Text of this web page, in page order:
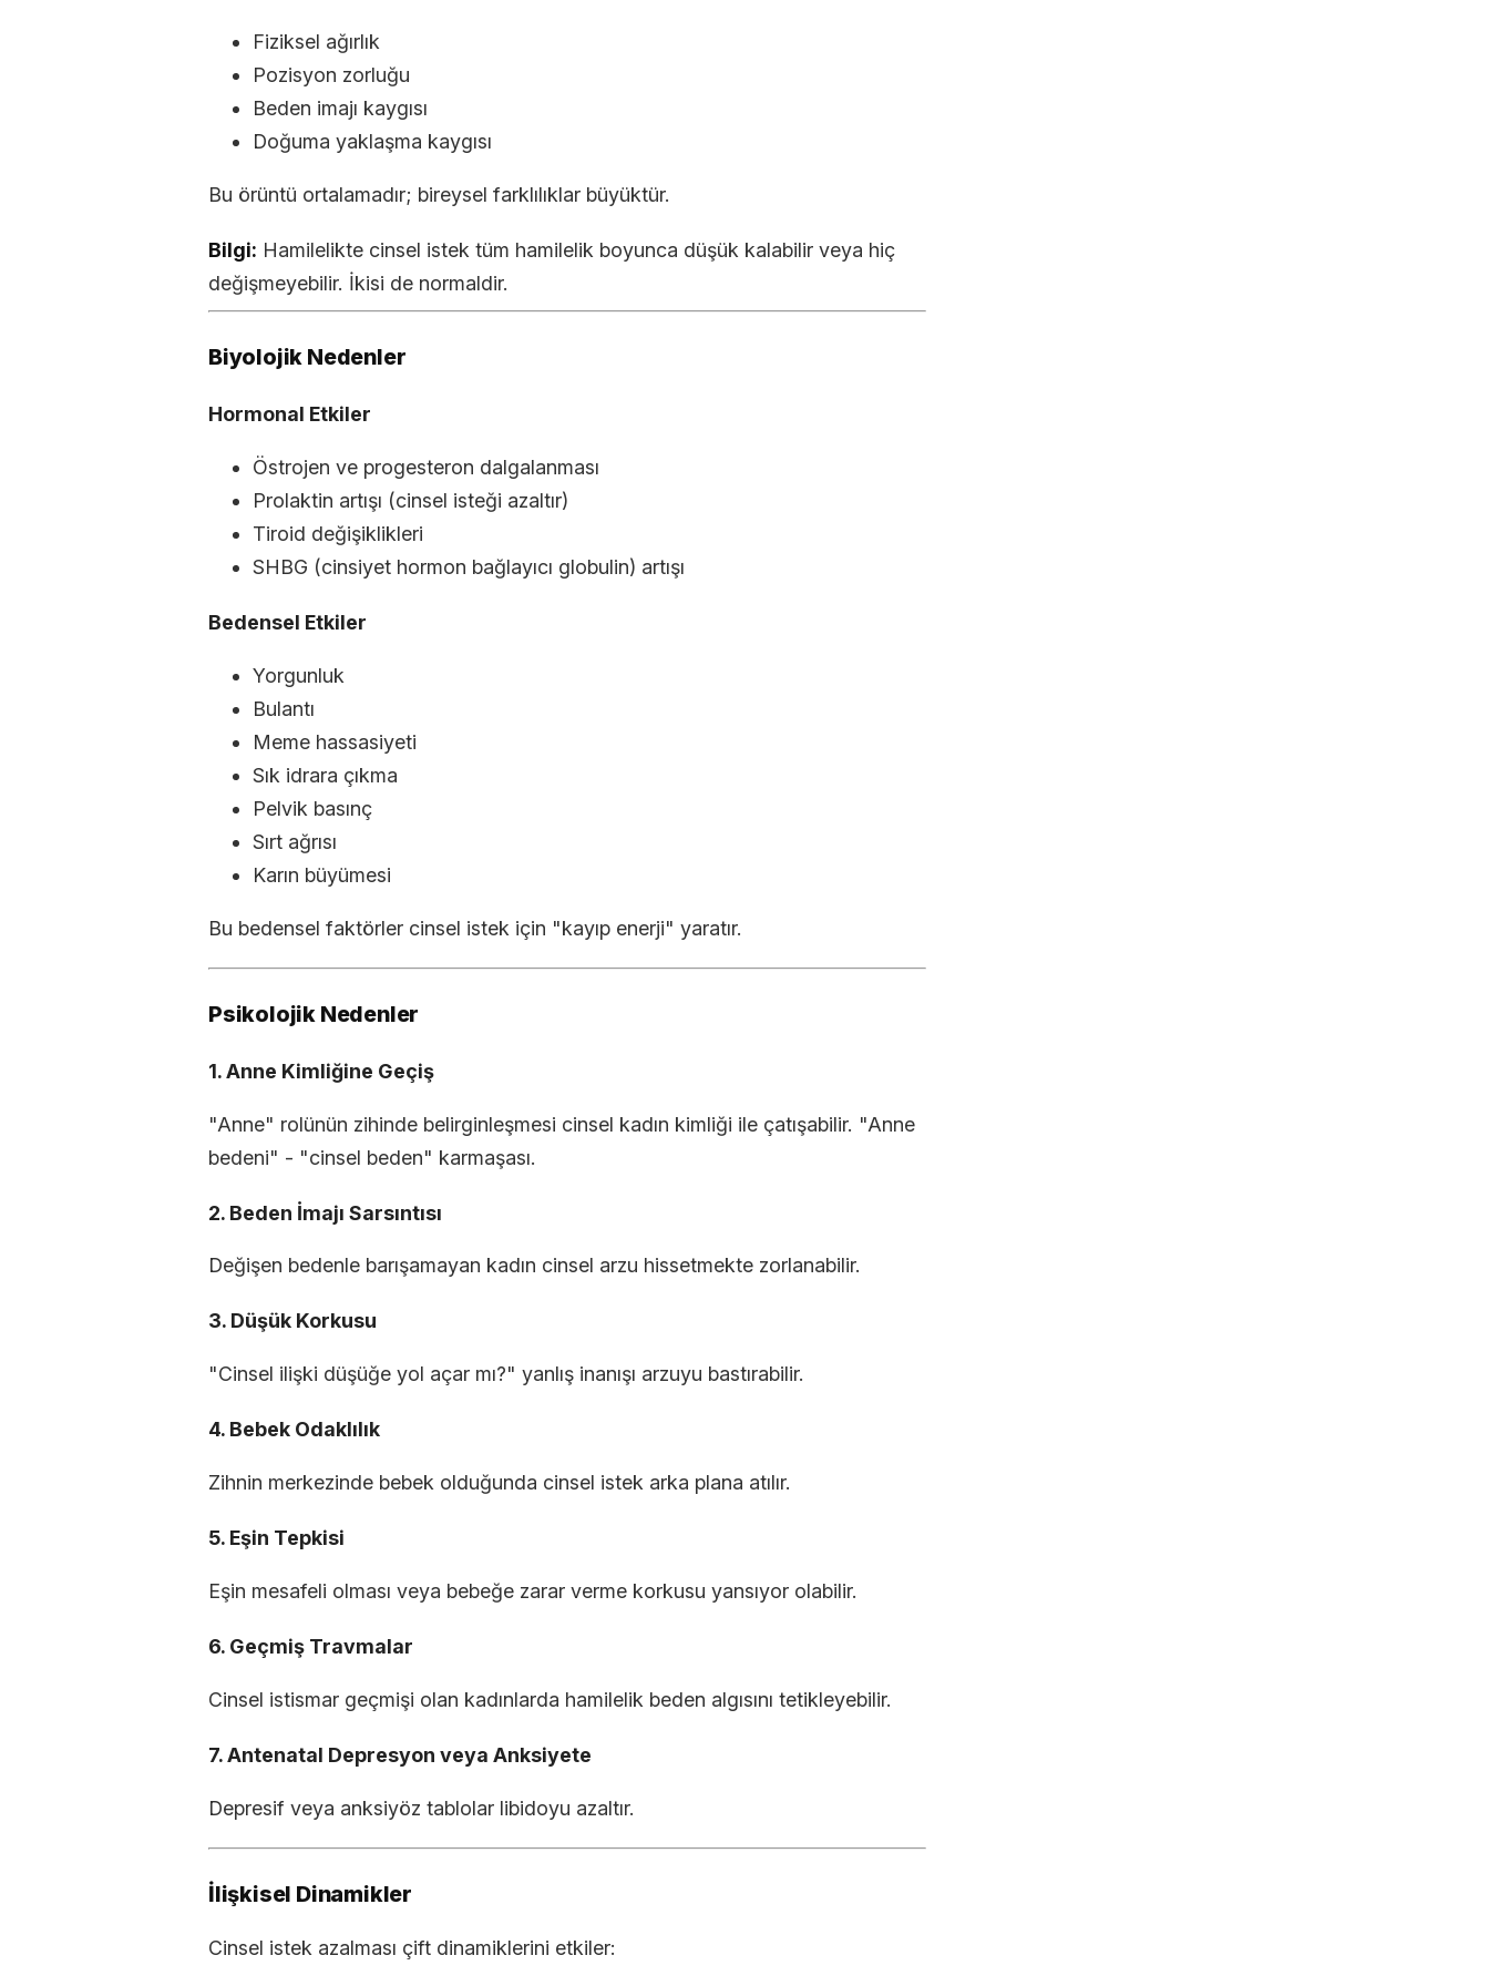
Fiziksel ağırlık
Pozisyon zorluğu
Beden imajı kaygısı
Doğuma yaklaşma kaygısı
Bu örüntü ortalamadır; bireysel farklılıklar büyüktür.
Bilgi: Hamilelikte cinsel istek tüm hamilelik boyunca düşük kalabilir veya hiç
değişmeyebilir. İkisi de normaldir.
Biyolojik Nedenler
Hormonal Etkiler
Östrojen ve progesteron dalgalanması
Prolaktin artışı (cinsel isteği azaltır)
Tiroid değişiklikleri
SHBG (cinsiyet hormon bağlayıcı globulin) artışı
Bedensel Etkiler
Yorgunluk
Bulantı
Meme hassasiyeti
Sık idrara çıkma
Pelvik basınç
Sırt ağrısı
Karın büyümesi
Bu bedensel faktörler cinsel istek için "kayıp enerji" yaratır.
Psikolojik Nedenler
1. Anne Kimliğine Geçiş
"Anne" rolünün zihinde belirginleşmesi cinsel kadın kimliği ile çatışabilir. "Anne
bedeni" - "cinsel beden" karmaşası.
2. Beden İmajı Sarsıntısı
Değişen bedenle barışamayan kadın cinsel arzu hissetmekte zorlanabilir.
3. Düşük Korkusu
"Cinsel ilişki düşüğe yol açar mı?" yanlış inanışı arzuyu bastırabilir.
4. Bebek Odaklılık
Zihnin merkezinde bebek olduğunda cinsel istek arka plana atılır.
5. Eşin Tepkisi
Eşin mesafeli olması veya bebeğe zarar verme korkusu yansıyor olabilir.
6. Geçmiş Travmalar
Cinsel istismar geçmişi olan kadınlarda hamilelik beden algısını tetikleyebilir.
7. Antenatal Depresyon veya Anksiyete
Depresif veya anksiyöz tablolar libidoyu azaltır.
İlişkisel Dinamikler
Cinsel istek azalması çift dinamiklerini etkiler: